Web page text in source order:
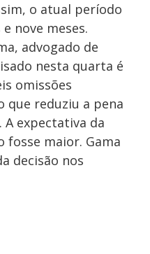
o atual período
nove meses.
advogado de
nesta quarta é
omissões
que reduziu a pena
expectativa da
fosse maior. Gama
decisão nos